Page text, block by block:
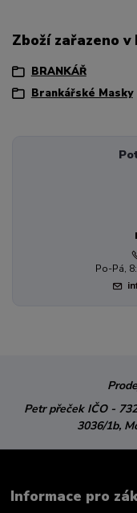
Zboží zařazeno
BRANKÁŘ
Brankářské Masky
Po-Pá,
Petr přeček IČO -
3036/1b,
Informace pro